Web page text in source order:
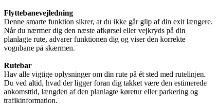
Flyttebanevejledning
Denne smarte funktion sikrer, at du ikke går glip af din exit længere.
Når du nærmer dig den næste afkørsel eller vejkryds på din
planlagte rute, advarer funktionen dig og viser den korrekte
vognbane på skærmen.
Rutebar
Hav alle vigtige oplysninger om din rute på ét sted med rutelinjen.
Du ved altid, hvad der ligger foran dig takket være den estimerede
ankomsttid, længden af den planlagte køretur eller parkering og
trafikinformation.